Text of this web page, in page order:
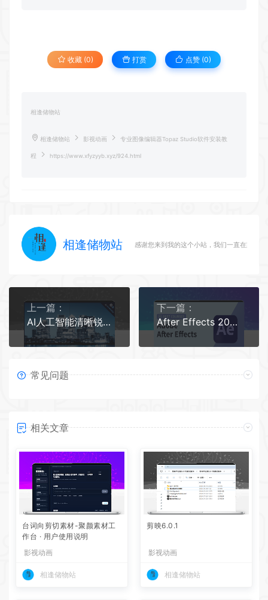
收藏 (0) 打赏 点赞 (0)
相逢储物站
相逢储物站 影视动画 专业图像编辑器Topaz Studio软件安装教
程 https://www.xfyzyyb.xyz/924.html
相逢储物站 感谢您来到我的这个小站，我们一直在路上
上一篇：
AI人工智能清晰锐化Topaz Sharpen AI软件安装教程
下一篇：
After Effects 2022软件安装教程
常见问题
相关文章
台词向剪切素材-聚颜素材工
作台 · 用户使用说明
影视动画
相逢储物站
剪映6.0.1
影视动画
相逢储物站